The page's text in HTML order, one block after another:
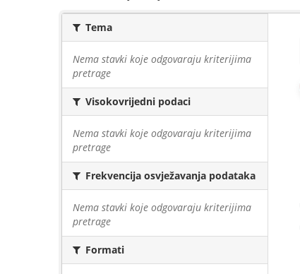
Tema
Nema stavki koje odgovaraju kriterijima
pretrage
Visokovrijedni podaci
Nema stavki koje odgovaraju kriterijima
pretrage
Frekvencija osvježavanja podataka
Nema stavki koje odgovaraju kriterijima
pretrage
Formati